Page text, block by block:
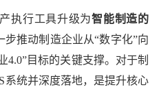
执行工具升级为智能制造的
步推动制造企业从“数字化”向
4.0”目标的关键支撑。对于制
系统并深度落地，是提升核心